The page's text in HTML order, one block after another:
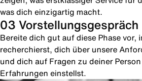
was dich einzigartig macht.
03 Vorstellungsgespräch
Bereite dich gut auf diese Phase vor,
recherchierst, dich über unsere
und dich auf Fragen zu deiner
Erfahrungen einstellst.